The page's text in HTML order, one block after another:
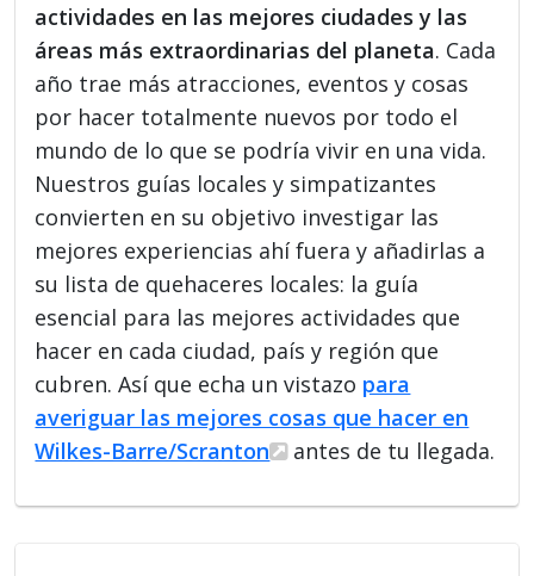
actividades en las mejores ciudades y las
áreas más extraordinarias del planeta. Cada
año trae más atracciones, eventos y cosas
por hacer totalmente nuevos por todo el
mundo de lo que se podría vivir en una vida.
Nuestros guías locales y simpatizantes
convierten en su objetivo investigar las
mejores experiencias ahí fuera y añadirlas a
su lista de quehaceres locales: la guía
esencial para las mejores actividades que
hacer en cada ciudad, país y región que
cubren. Así que echa un vistazo para
averiguar las mejores cosas que hacer en
Wilkes-Barre/Scranton
antes de tu llegada.